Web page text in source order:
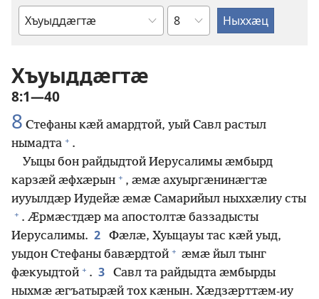
Библийы
Сӕр
Хъуыддӕгтӕ
8:1—40
8 Стефаны кӕй амардтой, уый Савл растыл
нымадта + .
Уыцы бон райдыдтой Иерусалимы ӕмбырд
карзӕй ӕфхӕрын + , ӕмӕ ахуыргӕнинӕгтӕ
иууылдӕр Иудейӕ ӕмӕ Самарийыл ныххӕлиу сты
+ . Ӕрмӕстдӕр ма апостолтӕ баззадысты
Иерусалимы. 2
Фӕлӕ, Хуыцауы тас кӕй уыд,
уыдон Стефаны бавӕрдтой + ӕмӕ йыл тынг
фӕкуыдтой + . 3
Савл та райдыдта ӕмбырды
ныхмӕ ӕгъатырӕй тох кӕнын. Хӕдзӕрттӕм-иу